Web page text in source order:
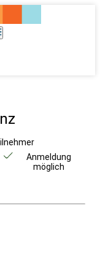
Anmeldung
möglich